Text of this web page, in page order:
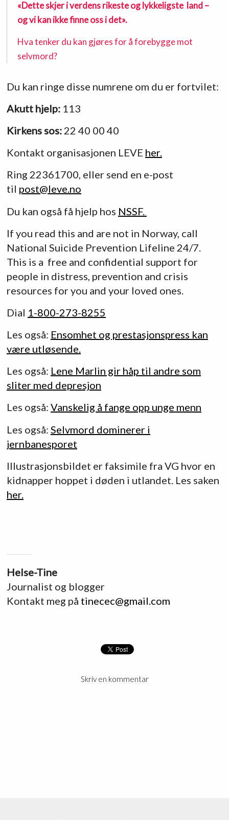
«Dette skjer i verdens rikeste og lykkeligste land –
og vi kan ikke finne oss i det».
Hva tenker du kan gjøres for å forebygge mot
selvmord?
Du kan ringe disse numrene om du er fortvilet:
Akutt hjelp: 113
Kirkens sos: 22 40 00 40
Kontakt organisasjonen LEVE her.
Ring 22361700, eller send en e-post
til post@leve.no
Du kan også få hjelp hos NSSF.
If you read this and are not in Norway, call
National Suicide Prevention Lifeline 24/7.
This is a free and confidential support for
people in distress, prevention and crisis
resources for you and your loved ones.
Dial 1-800-273-8255
Les også: Ensomhet og prestasjonspress kan
være utløsende.
Les også: Lene Marlin gir håp til andre som
sliter med depresjon
Les også: Vanskelig å fange opp unge menn
Les også: Selvmord dominerer i
jernbanesporet
Illustrasjonsbildet er faksimile fra VG hvor en
kidnapper hoppet i døden i utlandet. Les saken
her.
Helse-Tine
Journalist og blogger
Kontakt meg på tinecec@gmail.com
Skriv en kommentar